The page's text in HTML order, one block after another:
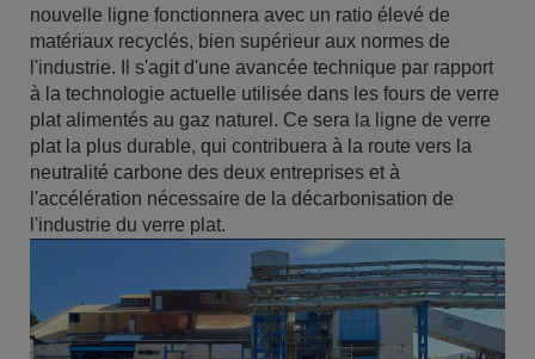
nouvelle ligne fonctionnera avec un ratio élevé de
matériaux recyclés, bien supérieur aux normes de
l'industrie. Il s'agit d'une avancée technique par rapport
à la technologie actuelle utilisée dans les fours de verre
plat alimentés au gaz naturel. Ce sera la ligne de verre
plat la plus durable, qui contribuera à la route vers la
neutralité carbone des deux entreprises et à
l'accélération nécessaire de la décarbonisation de
l'industrie du verre plat.